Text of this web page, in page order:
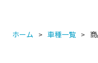
ホーム 車種一覧